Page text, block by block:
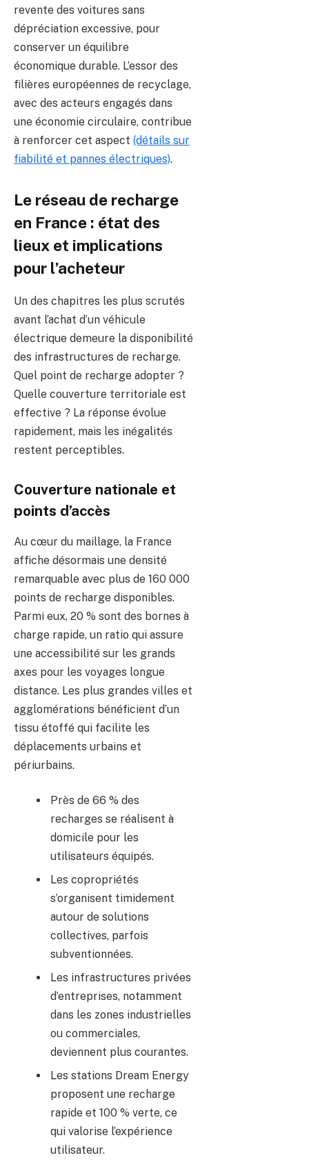
revente des voitures sans
dépréciation excessive, pour
conserver un équilibre
économique durable. L’essor des
filières européennes de recyclage,
avec des acteurs engagés dans
une économie circulaire, contribue
à renforcer cet aspect (détails sur
fiabilité et pannes électriques).
Le réseau de recharge
en France : état des
lieux et implications
pour l’acheteur
Un des chapitres les plus scrutés
avant l’achat d’un véhicule
électrique demeure la disponibilité
des infrastructures de recharge.
Quel point de recharge adopter ?
Quelle couverture territoriale est
effective ? La réponse évolue
rapidement, mais les inégalités
restent perceptibles.
Couverture nationale et
points d’accès
Au cœur du maillage, la France
affiche désormais une densité
remarquable avec plus de 160 000
points de recharge disponibles.
Parmi eux, 20 % sont des bornes à
charge rapide, un ratio qui assure
une accessibilité sur les grands
axes pour les voyages longue
distance. Les plus grandes villes et
agglomérations bénéficient d’un
tissu étoffé qui facilite les
déplacements urbains et
périurbains.
Près de 66 % des
recharges se réalisent à
domicile pour les
utilisateurs équipés.
Les copropriétés
s’organisent timidement
autour de solutions
collectives, parfois
subventionnées.
Les infrastructures privées
d’entreprises, notamment
dans les zones industrielles
ou commerciales,
deviennent plus courantes.
Les stations Dream Energy
proposent une recharge
rapide et 100 % verte, ce
qui valorise l’expérience
utilisateur.